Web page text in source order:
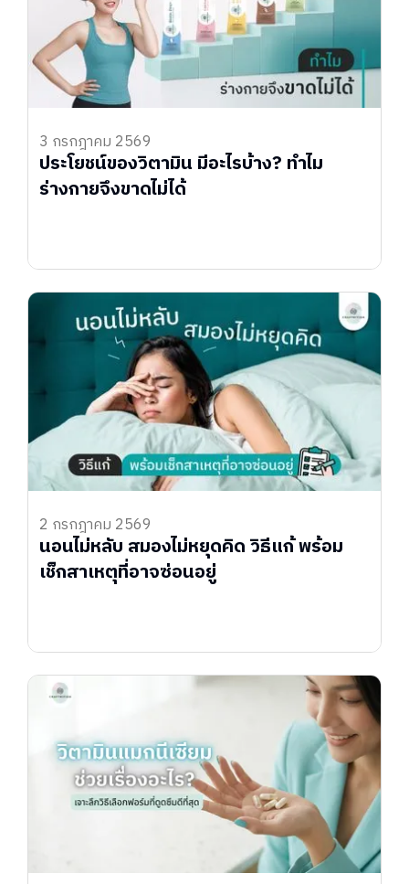
3 กรกฎาคม 2569
ประโยชน์ของวิตามิน มีอะไรบ้าง? ทำไม
ร่างกายจึงขาดไม่ได้
2 กรกฎาคม 2569
นอนไม่หลับ สมองไม่หยุดคิด วิธีแก้ พร้อม
เช็กสาเหตุที่อาจซ่อนอยู่